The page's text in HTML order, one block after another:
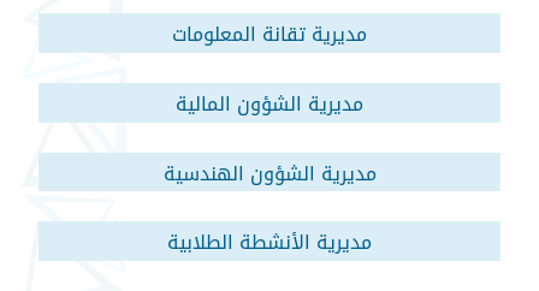
مديرية تقانة المعلومات
مديرية الشؤون المالية
مديرية الشؤون الهندسية
مديرية الأنشطة الطلابية